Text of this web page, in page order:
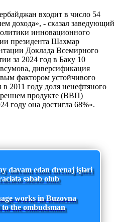
входит в число 54
дохода», - сказал заведующий
инновационного
президента Шахмар
Доклада Всемирного
за 2024 год в Баку 10
диверсификация
фактором устойчивого
2011 году доля ненефтяного
продукте (ВВП)
году она достигла 68%».
davam edən drenaj işləri
səbəb olub
works in Buzovna
the ombudsman